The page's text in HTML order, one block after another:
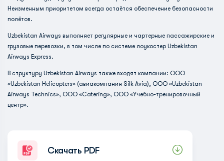
Неизменным приоритетом всегда остаётся обеспечение безопасности
полётов.
Uzbekistan Airways выполняет регулярные и чартерные пассажирские и
грузовые перевозки, в том числе по системе лоукостер Uzbekistan
Airways Express.
В структуру Uzbekistan Airways также входят компании: ООО
«Uzbekistan Helicopters» (авиакомпания Silk Avia), ООО «Uzbekistan
Airways Technics», ООО «Сatering», ООО «Учебно-тренировочный
центр».
Скачать PDF